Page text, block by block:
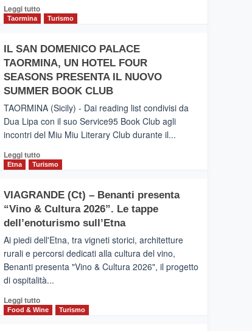
operato
da
Leggi tuttoLeggi
PIEDIMONTE
ETNEO
–
Meta
privilegiata
secondo
i
di
Airbnb.
la
Valle
Alcantara
nei
primi
classifica
siciliana
Taormina Turismo
IL SAN DOMENICO PALACE
TAORMINA, UN HOTEL FOUR
SEASONS PRESENTA IL NUOVO
SUMMER BOOK CLUB
TAORMINA (Sicily) - Dai reading list condivisi da
Dua Lipa con il suo Service95 Book Club agli
incontri del Miu Miu Literary Club durante il...
Leggi tuttoLeggi
di
IL
SAN
DOMENICO
TAORMINA,
UN
HOTEL
FOUR
PRESENTA
IL
Etna Turismo
VIAGRANDE (Ct) – Benanti presenta
“Vino & Cultura 2026”. Le tappe
dell’enoturismo sull’Etna
Ai piedi dell'Etna, tra vigneti storici, architetture
rurali e percorsi dedicati alla cultura del vino,
Benanti presenta "Vino & Cultura 2026", il progetto
di ospitalità...
Leggi tuttoLeggi
di
Food & Wine Turismo